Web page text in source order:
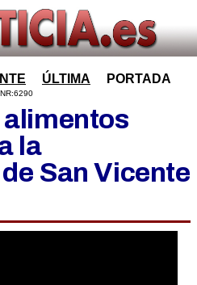
ÚLTIMA PORTADA
NR:6290
alimentos
la
San Vicente